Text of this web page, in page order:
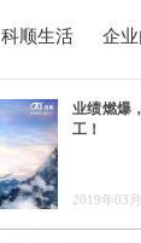
科顺生活 企业
业绩燃爆
工！
2019年03